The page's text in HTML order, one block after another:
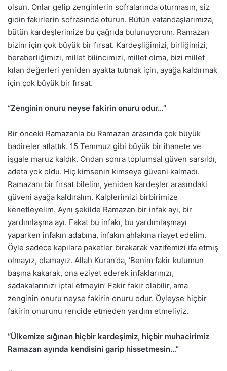
olsun. Onlar gelip zenginlerin sofralarında oturmasın, siz
gidin fakirlerin sofrasında oturun. Bütün vatandaşlarımıza,
bütün kardeşlerimize bu çağrıda bulunuyorum. Ramazan
bizim için çok büyük bir fırsat. Kardeşliğimizi, birliğimizi,
beraberliğimizi, millet bilincimizi, millet olma, bizi millet
kılan değerleri yeniden ayakta tutmak için, ayağa kaldırmak
için çok büyük bir fırsat.
“Zenginin onuru neyse fakirin onuru odur…”
Bir önceki Ramazanla bu Ramazan arasında çok büyük
badireler atlattık. 15 Temmuz gibi büyük bir ihanete ve
işgale maruz kaldık. Ondan sonra toplumsal güven sarsıldı,
adeta yok oldu. Hiç kimsenin kimseye güveni kalmadı.
Ramazanı bir fırsat bilelim, yeniden kardeşler arasındaki
güveni ayağa kaldıralım. Kalplerimizi birbirimize
kenetleyelim. Aynı şekilde Ramazan bir infak ayı, bir
yardımlaşma ayı. Fakat bu infakı, bu yardımlaşmayı
yaparken infakın adabına, infakın ahlakına riayet edelim.
Öyle sadece kapılara paketler bırakarak vazifemizi ifa etmiş
olmayız, olamayız. Allah Kuran’da, ‘Benim fakir kulumun
başına kakarak, ona eziyet ederek infaklarınızı,
sadakalarınızı iptal etmeyin’ Fakir fakir olabilir, ama
zenginin onuru neyse fakirin onuru odur. Öyleyse hiçbir
fakirin onurunu rencide etmeden yardım etmeliyiz.
“Ülkemize sığınan hiçbir kardeşimiz, hiçbir muhacirimiz
Ramazan ayında kendisini garip hissetmesin…”